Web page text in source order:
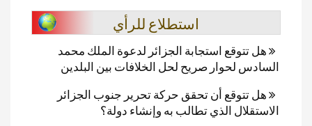
استطلاع للرأي
هل تتوقع استجابة الجزائر لدعوة الملك محمد
السادس لحوار صريح لحل الخلافات بين البلدين
هل تتوقع أن تحقق حركة تحرير جنوب الجزائر
الاستقلال الذي تطالب به وإنشاء دولة؟